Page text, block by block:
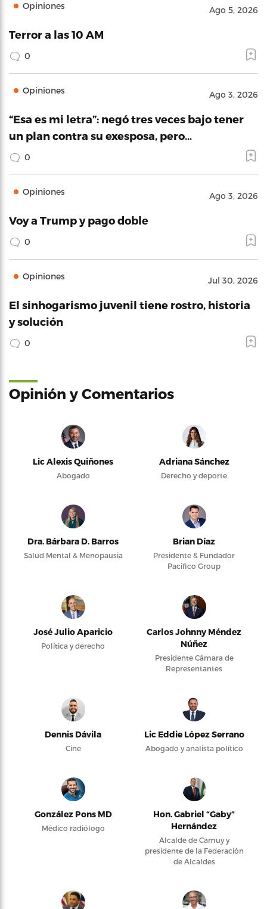
Opiniones Ago 5, 2026
Terror a las 10 AM
0
Opiniones Ago 3, 2026
“Esa es mi letra”: negó tres veces bajo tener
un plan contra su exesposa, pero…
0
Opiniones Ago 3, 2026
Voy a Trump y pago doble
0
Opiniones Jul 30, 2026
El sinhogarismo juvenil tiene rostro, historia
y solución
0
Opinión y Comentarios
Lic Alexis Quiñones
Abogado
Adriana Sánchez
Derecho y deporte
Dra. Bárbara D. Barros
Salud Mental & Menopausia
Brian Díaz
Presidente & Fundador
Pacifico Group
José Julio Aparicio
Política y derecho
Carlos Johnny Méndez
Núñez
Presidente Cámara de
Representantes
Dennis Dávila
Cine
Lic Eddie López Serrano
Abogado y analista político
González Pons MD
Médico radiólogo
Hon. Gabriel “Gaby”
Hernández
Alcalde de Camuy y
presidente de la Federación
de Alcaldes